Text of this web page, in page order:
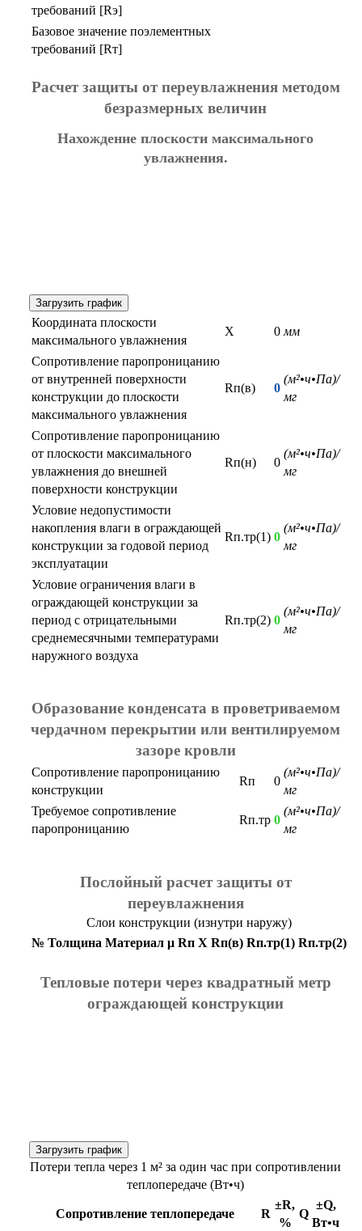
требований [Rэ]
Базовое значение поэлементных
требований [Rт]
Расчет защиты от переувлажнения методом
безразмерных величин
Нахождение плоскости максимального
увлажнения.
Загрузить график
Координата плоскости
максимального увлажнения
X 0 мм
Сопротивление паропроницанию
от внутренней поверхности
конструкции до плоскости
максимального увлажнения
Rп(в) 0
(м²•ч•Па)/
мг
Сопротивление паропроницанию
от плоскости максимального
увлажнения до внешней
поверхности конструкции
Rп(н) 0
(м²•ч•Па)/
мг
Условие недопустимости
накопления влаги в ограждающей
конструкции за годовой период
эксплуатации
Rп.тр(1) 0
(м²•ч•Па)/
мг
Условие ограничения влаги в
ограждающей конструкции за
период с отрицательными
среднемесячными температурами
наружного воздуха
Rп.тр(2) 0
(м²•ч•Па)/
мг
Образование конденсата в проветриваемом
чердачном перекрытии или вентилируемом
зазоре кровли
Сопротивление паропроницанию
конструкции
Rп 0
(м²•ч•Па)/
мг
Требуемое сопротивление
паропроницанию
Rп.тр 0
(м²•ч•Па)/
мг
Послойный расчет защиты от
переувлажнения
Слои конструкции (изнутри наружу)
№ Толщина Материал μ Rп X Rп(в) Rп.тр(1) Rп.тр(2)
Тепловые потери через квадратный метр
ограждающей конструкции
Загрузить график
Потери тепла через 1 м² за один час при сопротивлении
теплопередаче (Вт•ч)
Сопротивление теплопередаче R
±R,
%
Q
±Q,
Вт•ч